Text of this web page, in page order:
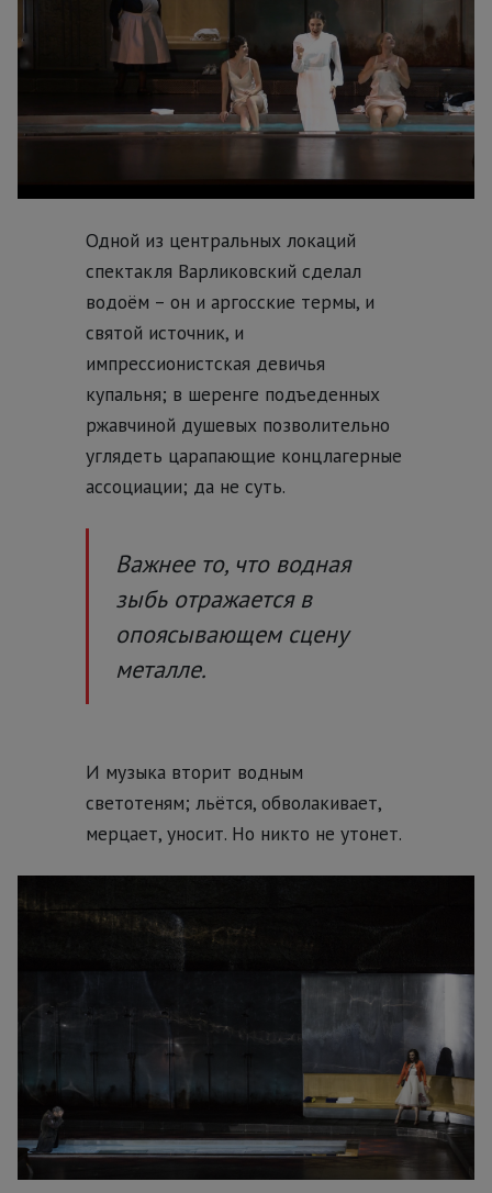
Одной из центральных локаций
спектакля Варликовский сделал
водоём – он и аргосские термы, и
святой источник, и
импрессионистская девичья
купальня; в шеренге подъеденных
ржавчиной душевых позволительно
углядеть царапающие концлагерные
ассоциации; да не суть.
Важнее то, что водная
зыбь отражается в
опоясывающем сцену
металле.
И музыка вторит водным
светотеням; льётся, обволакивает,
мерцает, уносит. Но никто не утонет.